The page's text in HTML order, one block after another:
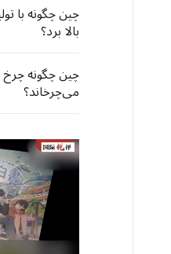
چین چگونه با
بالا برد؟
چین چگونه
می‌چرخاند؟